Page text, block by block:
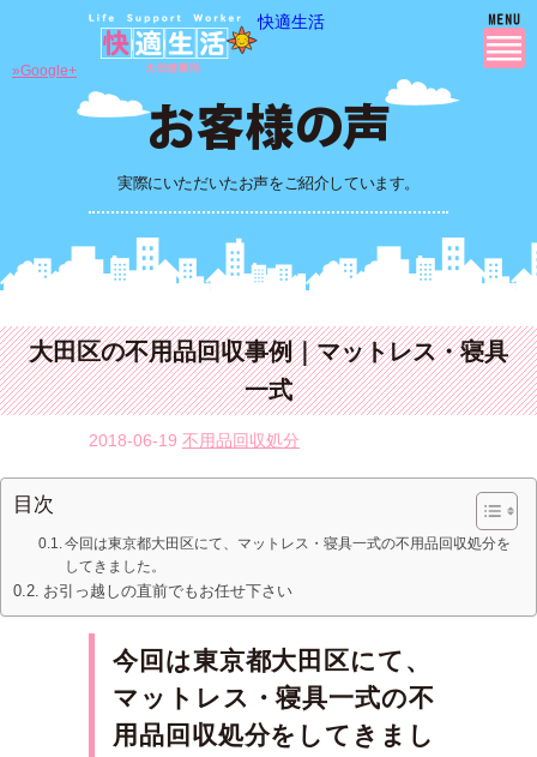
快適生活
実際にいただいたお声をご紹介しています。
»Google+
大田区の不用品回収事例｜マットレス・寝具
一式
2018-06-19 不用品回収処分
目次
今回は東京都大田区にて、マットレス・寝具一式の不用品回収処分を
してきました。
お引っ越しの直前でもお任せ下さい
今回は東京都大田区にて、
マットレス・寝具一式の不
用品回収処分をしてきまし